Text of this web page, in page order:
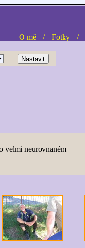
O mě / Fotky /
velmi neurovnaném